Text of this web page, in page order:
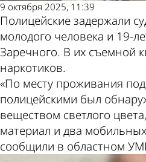
9 октября 2025, 11:39
Полицейские задержали
молодого человека и 19-
Заречного. В их съемной
наркотиков.
«По месту проживания
полицейскими был
веществом светлого
материал и два мобильных
сообщили в областном